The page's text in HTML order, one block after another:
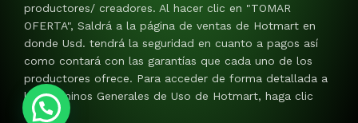
productores/ creadores. Al hacer clic en "TOMAR
OFERTA", Saldrá a la página de ventas de Hotmart en
donde Usd. tendrá la seguridad en cuanto a pagos así
como contará con las garantías que cada uno de los
productores ofrece. Para acceder de forma detallada a
los Términos Generales de Uso de Hotmart, haga clic
AQUI.